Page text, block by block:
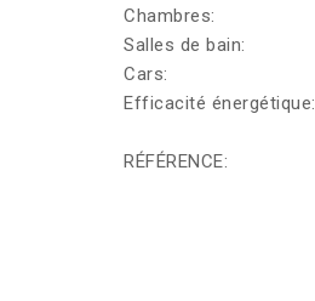
Chambres:
Salles de bain:
Cars:
Efficacité énergétique:
RÉFÉRENCE: